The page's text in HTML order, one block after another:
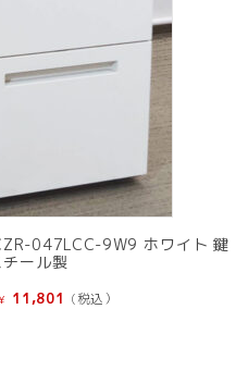
047LCC-9W9 ホワイト 鍵
ール製
元
¥ 11,801 現
(税込）